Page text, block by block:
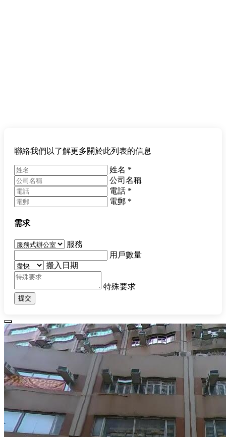
聯絡我們以了解更多關於此列表的信息
姓名 *
公司名稱
電話 *
電郵 *
需求
服務
用戶數量
搬入日期
特殊要求
提交